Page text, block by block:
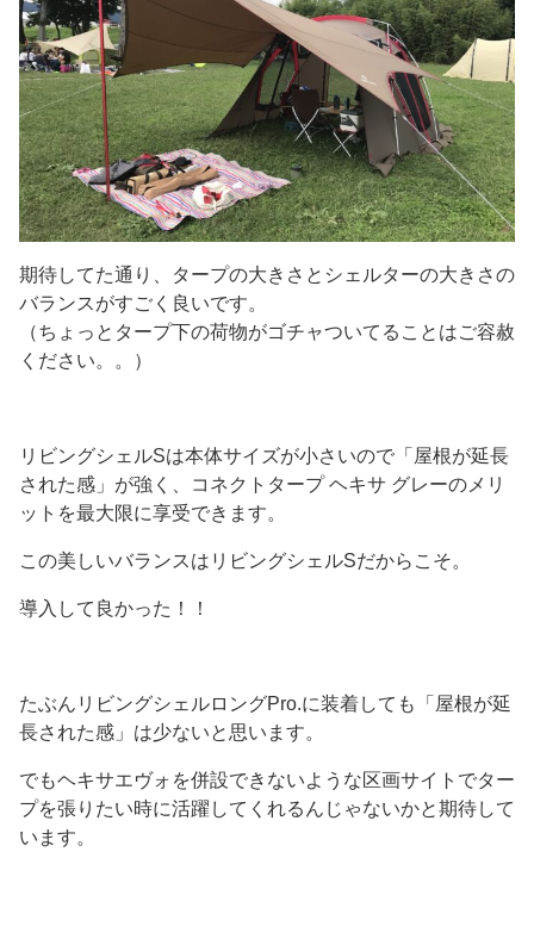
期待してた通り、タープの大きさとシェルターの大きさの
バランスがすごく良いです。
（ちょっとタープ下の荷物がゴチャついてることはご容赦
ください。。）
リビングシェルSは本体サイズが小さいので「屋根が延長
された感」が強く、コネクトタープ ヘキサ グレーのメリ
ットを最大限に享受できます。
この美しいバランスはリビングシェルSだからこそ。
導入して良かった！！
たぶんリビングシェルロングPro.に装着しても「屋根が延
長された感」は少ないと思います。
でもヘキサエヴォを併設できないような区画サイトでター
プを張りたい時に活躍してくれるんじゃないかと期待して
います。